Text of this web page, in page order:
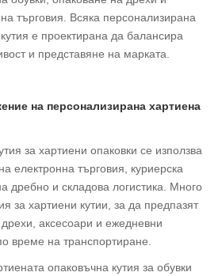
търговия. Всяка персонализирана
е проектирана да балансира
и представяне на марката.
на персонализирана хартиена
за хартиени опаковки се използва
електронна търговия, куриерска
дребно и складова логистика. Много
за хартиени кутии, за да предпазят
дрехи, аксесоари и ежедневни
време на транспортиране.
опаковъчна кутия за обувки